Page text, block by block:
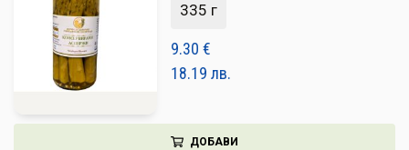
335 г
9.30 €
18.19 лв.
ДОБАВИ